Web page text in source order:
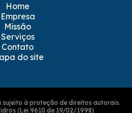
Home
Empresa
Missão
Serviços
Contato
do site
sujeito à proteção de direitos autorais.
(Lei 9610 de 19/02/1998)